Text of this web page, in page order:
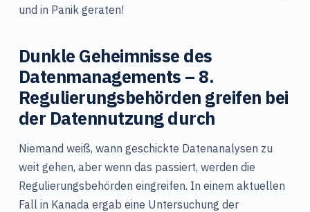
und in Panik geraten!
Dunkle Geheimnisse des
Datenmanagements – 8.
Regulierungsbehörden greifen bei
der Datennutzung durch
Niemand weiß, wann geschickte Datenanalysen zu
weit gehen, aber wenn das passiert, werden die
Regulierungsbehörden eingreifen. In einem aktuellen
Fall in Kanada ergab eine Untersuchung der